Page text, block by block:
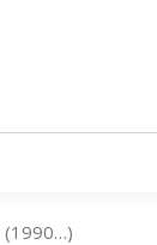
(1990…)